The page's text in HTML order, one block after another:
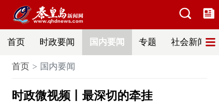
首页 时政要闻 国内要闻 专题 社会新闻
首页 国内要闻
时政微视频丨最深切的牵挂